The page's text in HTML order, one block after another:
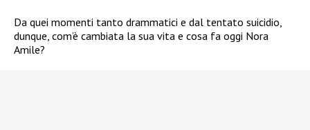
Da quei momenti tanto drammatici e dal tentato suicidio,
dunque, com’è cambiata la sua vita e cosa fa oggi Nora
Amile?